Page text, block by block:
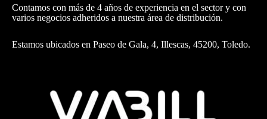
Contamos con más de 4 años de experiencia en el sector y con
varios negocios adheridos a nuestra área de distribución.
Estamos ubicados en Paseo de Gala, 4, Illescas, 45200, Toledo.